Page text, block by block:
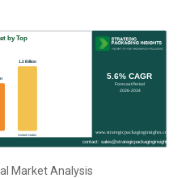
Market Analysis